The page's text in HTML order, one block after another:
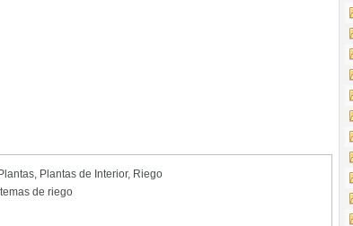
Plantas, Plantas de Interior, Riego
de riego